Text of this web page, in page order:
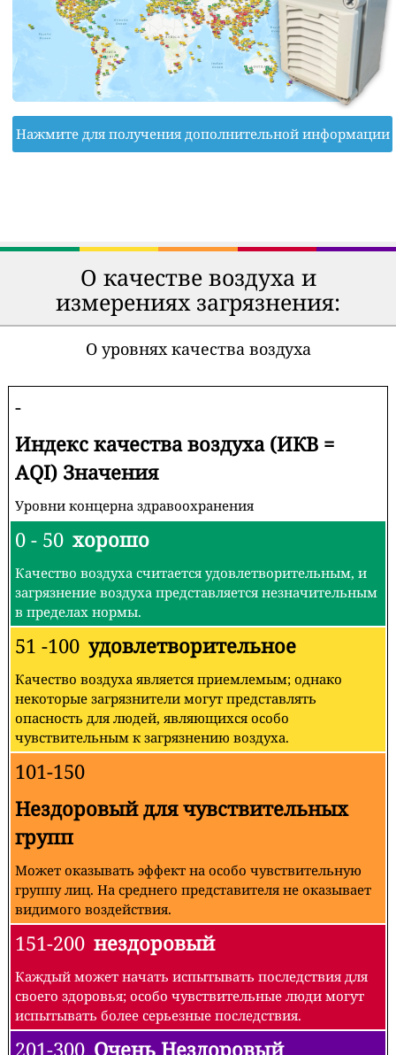
Нажмите для получения дополнительной информации
О качестве воздуха и
измерениях загрязнения:
О уровнях качества воздуха
-
Индекс качества воздуха (ИКВ =
AQI) Значения
Уровни концерна здравоохранения
0 - 50 хорошо
Качество воздуха считается удовлетворительным, и
загрязнение воздуха представляется незначительным
в пределах нормы.
51 -100 удовлетворительное
Качество воздуха является приемлемым; однако
некоторые загрязнители могут представлять
опасность для людей, являющихся особо
чувствительным к загрязнению воздуха.
101-150
Нездоровый для чувствительных
групп
Может оказывать эффект на особо чувствительную
группу лиц. На среднего представителя не оказывает
видимого воздействия.
151-200 нездоровый
Каждый может начать испытывать последствия для
своего здоровья; особо чувствительные люди могут
испытывать более серьезные последствия.
201-300 Очень Нездоровый